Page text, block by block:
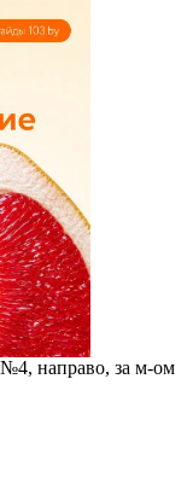
направо, за м-ом